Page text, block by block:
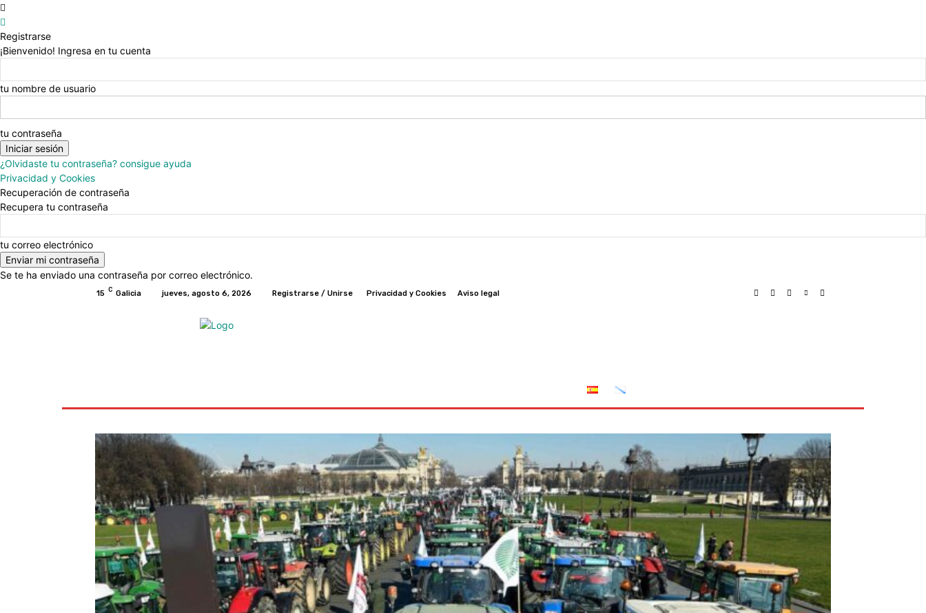
Registrarse
¡Bienvenido! Ingresa en tu cuenta
tu nombre de usuario
tu contraseña
¿Olvidaste tu contraseña? consigue ayuda
Privacidad y Cookies
Recuperación de contraseña
Recupera tu contraseña
tu correo electrónico
Se te ha enviado una contraseña por correo electrónico.
15 C Galicia jueves, agosto 6, 2026 Registrarse / Unirse Privacidad y Cookies Aviso legal